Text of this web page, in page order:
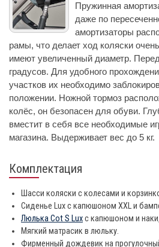
Пружинная
даже по
амортизаторы
рамы, что делает ход коляски
имеют увеличенный диаметр.
градусов. Для удобного
участков их необходимо
положении. Ножной тормоз
колёс, он безопасен для обуви.
вместит в себя все необходимые
магазина. Выдерживает вес до 5 кг.
Комплектация
Шасси коляски с колесами и
Сиденье Lux с капюшоном XXL и
Люлька Cot S Luxс капюшоном и
Мягкий матрасик в люльку.
Фирменный дождевик на